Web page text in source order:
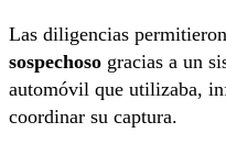
Las diligencias permitieron
sospechoso gracias a un
automóvil que utilizaba,
coordinar su captura.